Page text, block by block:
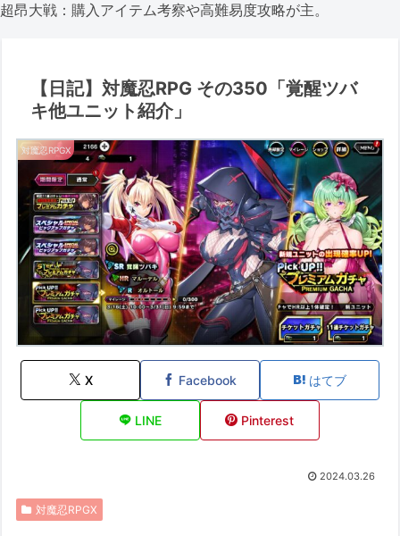
超昂大戦：購入アイテム考察や高難易度攻略が主。
【日記】対魔忍RPG その350「覚醒ツバ
キ他ユニット紹介」
対魔忍RPGX
X Facebook はてブ
LINE Pinterest
2024.03.26
対魔忍RPGX